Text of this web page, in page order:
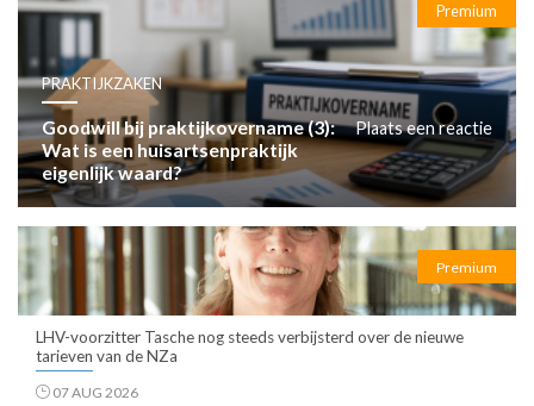
Premium
PRAKTIJKZAKEN
Goodwill bij praktijkovername (3):
Wat is een huisartsenpraktijk
eigenlijk waard?
Plaats een reactie
Premium
LHV-voorzitter Tasche nog steeds verbijsterd over de nieuwe
tarieven van de NZa
07 AUG 2026